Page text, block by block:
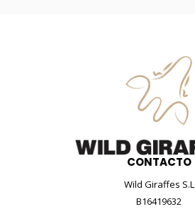
CONTACTO
Wild Giraffes S.L
B16419632